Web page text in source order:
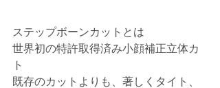
ステップボーンカットとは
世界初の特許取得済み小顔補正立体カ
ト
既存のカットよりも、著しくタイト、